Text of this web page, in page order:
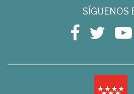
SÍGUENOS